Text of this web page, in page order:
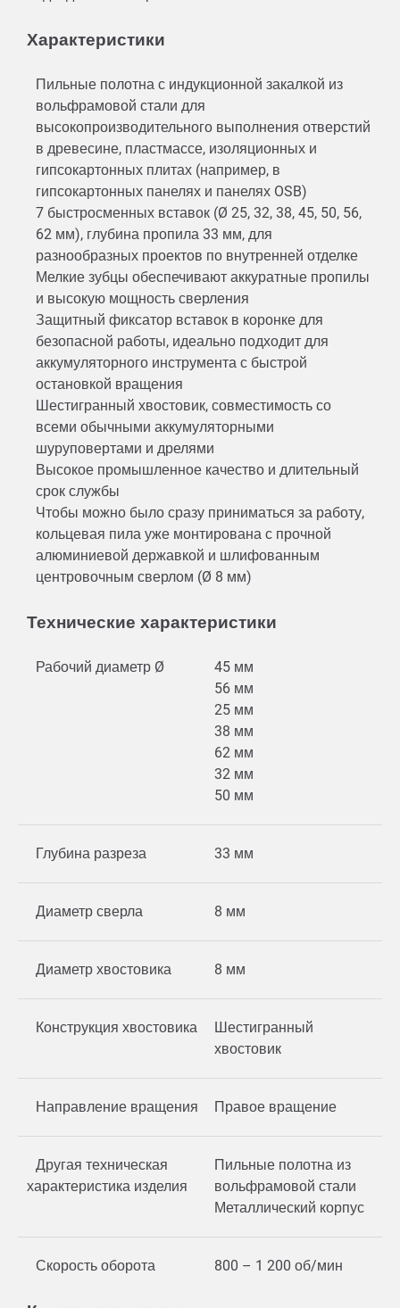
Характеристики
Пильные полотна с индукционной закалкой из
вольфрамовой стали для
высокопроизводительного выполнения отверстий
в древесине, пластмассе, изоляционных и
гипсокартонных плитах (например, в
гипсокартонных панелях и панелях OSB)
7 быстросменных вставок (Ø 25, 32, 38, 45, 50, 56,
62 мм), глубина пропила 33 мм, для
разнообразных проектов по внутренней отделке
Мелкие зубцы обеспечивают аккуратные пропилы
и высокую мощность сверления
Защитный фиксатор вставок в коронке для
безопасной работы, идеально подходит для
аккумуляторного инструмента с быстрой
остановкой вращения
Шестигранный хвостовик, совместимость со
всеми обычными аккумуляторными
шуруповертами и дрелями
Высокое промышленное качество и длительный
срок службы
Чтобы можно было сразу приниматься за работу,
кольцевая пила уже монтирована с прочной
алюминиевой державкой и шлифованным
центровочным сверлом (Ø 8 мм)
Технические характеристики
Рабочий диаметр Ø
45 мм
56 мм
25 мм
38 мм
62 мм
32 мм
50 мм
Глубина разреза 33 мм
Диаметр сверла 8 мм
Диаметр хвостовика 8 мм
Конструкция хвостовика
Шестигранный
хвостовик
Направление вращения Правое вращение
Другая техническая
характеристика изделия
Пильные полотна из
вольфрамовой стали
Металлический корпус
Скорость оборота 800 – 1 200 об/мин